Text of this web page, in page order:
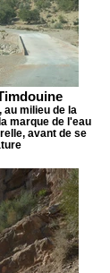
milieu de la
marque de l'eau
avant de se